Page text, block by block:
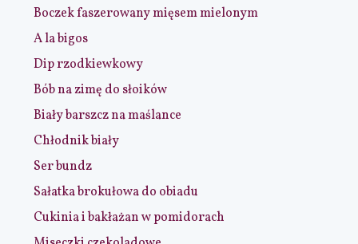
Boczek faszerowany mięsem mielonym
A la bigos
Dip rzodkiewkowy
Bób na zimę do słoików
Biały barszcz na maślance
Chłodnik biały
Ser bundz
Sałatka brokułowa do obiadu
Cukinia i bakłażan w pomidorach